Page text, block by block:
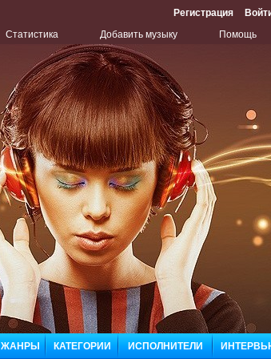
Регистрация
Статистика Добавить музыку Помощь
ЖАНРЫ КАТЕГОРИИ ИСПОЛНИТЕЛИ